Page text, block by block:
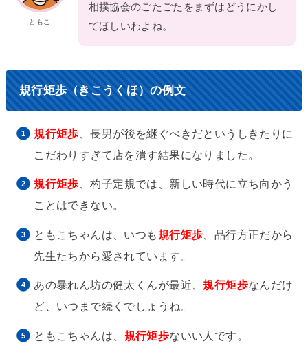
ともこ
相撲協会のごたごたをまずはどうにかし
てほしいわよね。
規行矩歩（きこうくほ）の例文
規行矩歩 、長男が後を継ぐべきだというしきたりに
こだわりすぎて店を潰す結果になりました。
規行矩歩 、杓子定規では、新しい時代に立ち向かう
ことはできない。
ともこちゃんは、いつも規行矩歩 、品行方正だから
先生たちから愛されています。
あの暴れん坊の健太くんが最近、規行矩歩なんだけ
ど、いつまで続くでしょうね。
ともこちゃんは、 規行矩歩ないい人です。